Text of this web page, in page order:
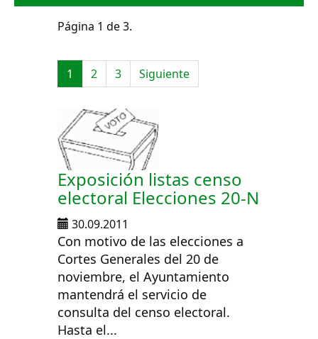
Página 1 de 3.
1 2 3 Siguiente
Exposición listas censo
electoral Elecciones 20-N
30.09.2011
Con motivo de las elecciones a
Cortes Generales del 20 de
noviembre, el Ayuntamiento
mantendrá el servicio de
consulta del censo electoral.
Hasta el...